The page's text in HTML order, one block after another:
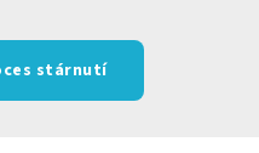
stárnutí